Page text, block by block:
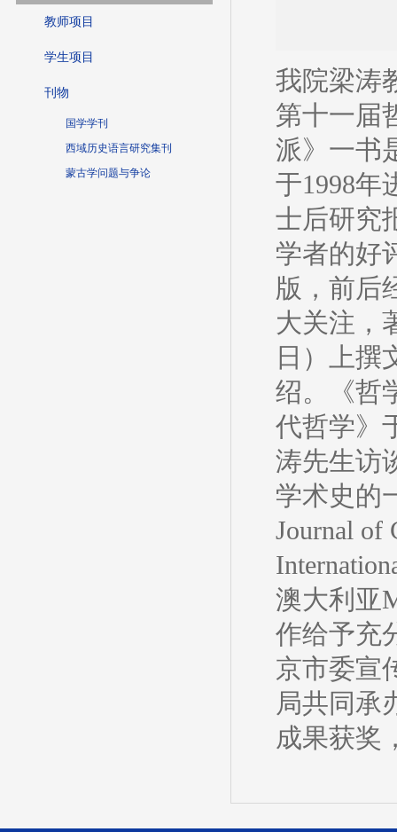
教师项目
学生项目
刊物
国学学刊
西域历史语言研究集刊
蒙古学问题与争论
我院梁涛
第十一届
派》一书
于1998年
士后研究
学者的好
版，前后
大关注，
日）上撰
绍。《哲
代哲学》
涛先生访
学术史的
Journal of
澳大利亚
作给予充
京市委宣
局共同承
成果获奖